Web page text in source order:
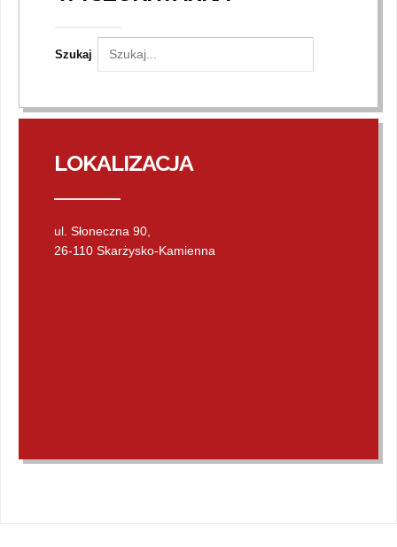
Szukaj
LOKALIZACJA
ul. Słoneczna 90,
26-110 Skarżysko-Kamienna